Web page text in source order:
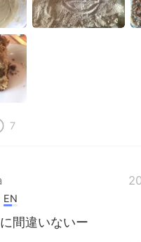
7
EN
間違いないー